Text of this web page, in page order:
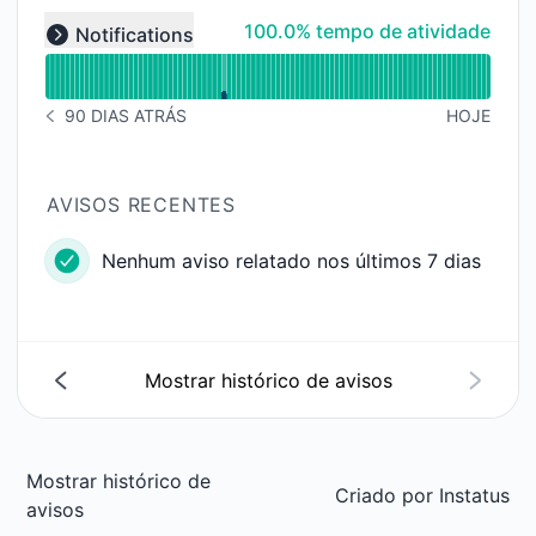
Expand group
Notifications 100% - tempo de atividade
100.0% tempo de atividade
Ler gráfico de tempo de atividade para undefined
HISTÓRICO DE AVISOS 90 DIAS ATRÁS
90 DIAS ATRÁS HOJE
AVISOS RECENTES
Nenhum aviso relatado nos últimos 7 dias
Mostrar histórico de avisos
Mostrar histórico de
avisos
Criado por Instatus